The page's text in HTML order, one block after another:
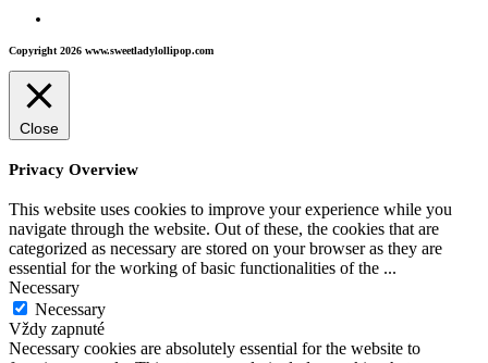
Copyright 2026 www.sweetladylollipop.com
Close
Privacy Overview
This website uses cookies to improve your experience while you
navigate through the website. Out of these, the cookies that are
categorized as necessary are stored on your browser as they are
essential for the working of basic functionalities of the ...
Necessary
Necessary
Vždy zapnuté
Necessary cookies are absolutely essential for the website to